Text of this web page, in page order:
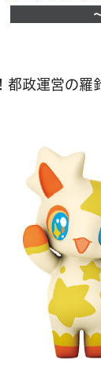
都政運営の羅